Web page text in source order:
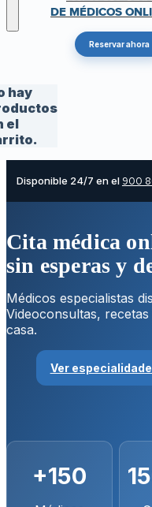
DE MÉDICOS
Reservar ahora
hay
el
Disponible 24/7 en el 900
Cita médica
sin esperas y
Médicos especialistas
Videoconsultas,
casa.
Ver
+150